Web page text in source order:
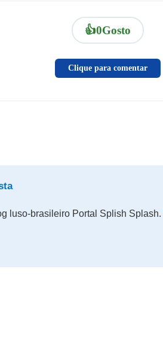
👍0Gosto
Clique para comentar
luso-brasileiro Portal Splish Splash.